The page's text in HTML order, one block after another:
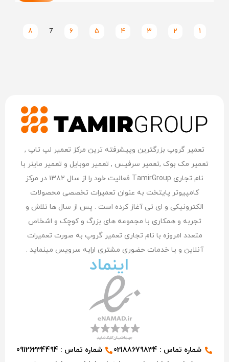
1
2
3
4
5
6
7
8
تعمیر گروپ بزرگترین وپیشرفته ترین مرکز تعمیر لپ تاپ ,
تعمیر مک بوک ,تعمیر سرفیس , تعمیر موبایل و تعمیر ماینر با
نام تجاری TamirGroup فعالیت خود را از سال ۱۳۸۲ در مرکز
کامپیوتر پایتخت به عنوان تعمیرات تخصصی محصولات
الکترونیکی و ای تی آغاز کرده است . پس از سال ها تلاش و
تجربه و همکاری با مجموعه های بزرگ و کوچک و اشخاص
متعدد امروزه با نام تجاری تعمیر گروپ به صورت تعمیرات
آنلاین و یا خدمات حضوری مشتری اراِیه سرویس مینماید .
اینماد
شماره تماس : 02188679834
شماره تماس : 09126234494